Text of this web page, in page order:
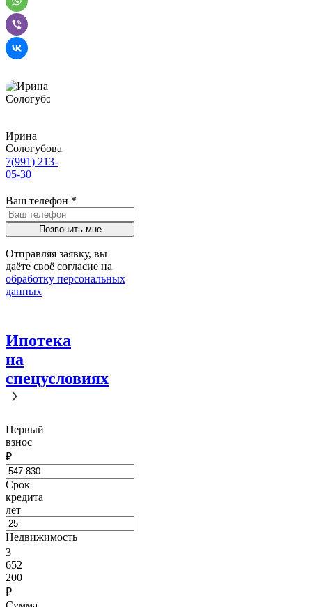
Ирина
Сологубова
7(991) 213-
05-30
Ваш телефон *
Отправляя заявку, вы
даёте своё согласие на
обработку персональных
данных
Ипотека
на
спецусловиях
Первый
взнос
₽
Срок
кредита
лет
Недвижимость
3
652
200
₽